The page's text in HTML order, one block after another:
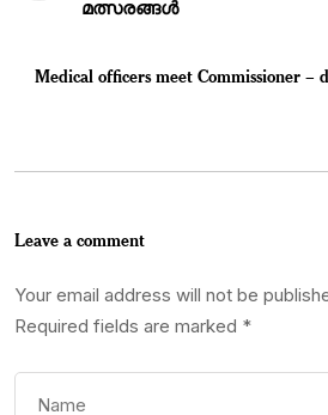
മത്സരങ്ങൾ
Medical officers meet Commissioner –
Leave a comment
Your email address will not be
Required fields are marked *